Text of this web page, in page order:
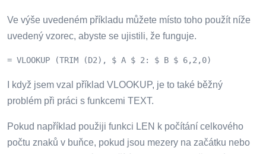
Ve výše uvedeném příkladu můžete místo toho použít níže
uvedený vzorec, abyste se ujistili, že funguje.
= VLOOKUP (TRIM (D2), $ A $ 2: $ B $ 6,2,0)
I když jsem vzal příklad VLOOKUP, je to také běžný
problém při práci s funkcemi TEXT.
Pokud například použiji funkci LEN k počítání celkového
počtu znaků v buňce, pokud jsou mezery na začátku nebo